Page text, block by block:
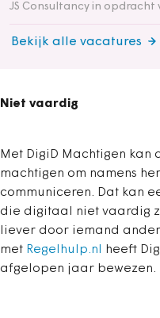
JS Consultancy in opdracht
Bekijk alle vacatures
Niet vaardig
Met DigiD Machtigen
machtigen om namens
communiceren. Dat kan
die digitaal niet vaardig
liever door iemand
met Regelhulp.nl
heeft
afgelopen jaar bewezen.